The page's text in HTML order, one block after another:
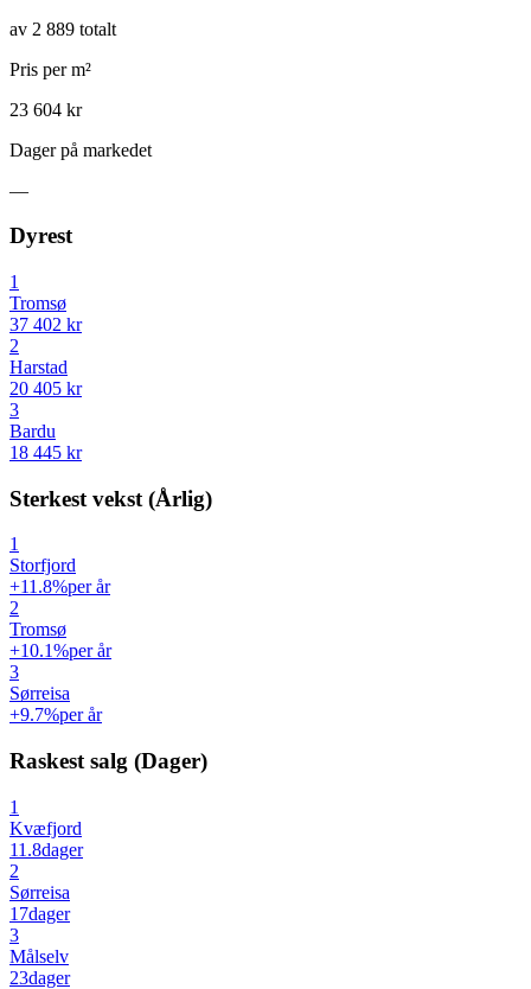
av 2 889 totalt
Pris per m²
23 604 kr
Dager på markedet
—
Dyrest
1
Tromsø
37 402 kr
2
Harstad
20 405 kr
3
Bardu
18 445 kr
Sterkest vekst (Årlig)
1
Storfjord
+11.8%per år
2
Tromsø
+10.1%per år
3
Sørreisa
+9.7%per år
Raskest salg (Dager)
1
Kvæfjord
11.8dager
2
Sørreisa
17dager
3
Målselv
23dager